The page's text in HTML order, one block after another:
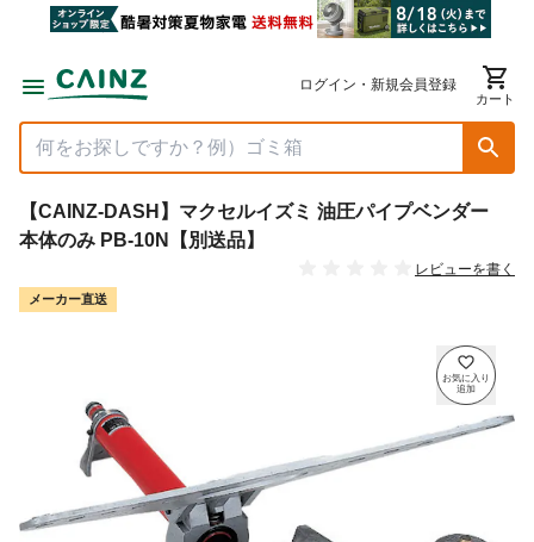
ログイン・新規会員登録
カート
【CAINZ-DASH】マクセルイズミ 油圧パイプベンダー
本体のみ PB-10N【別送品】
レビューを書く
メーカー直送